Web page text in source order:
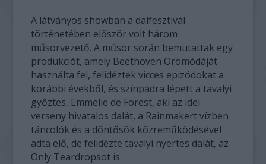
A látványos showban a dalfesztivál
történetében először volt három
műsorvezető. A műsor során bemutattak egy
produkciót, amely Beethoven Örömódáját
használta fel, felidéztek vicces epizódokat a
korábbi évekből, és színpadra lépett a tavalyi
győztes, Emmelie de Forest, aki az idei
verseny hivatalos dalát, a Rainmakert vízben
táncolók és a döntősök közreműködésével
adta elő, de felidézte tavalyi nyertes dalát, az
Only Teardropsot is.